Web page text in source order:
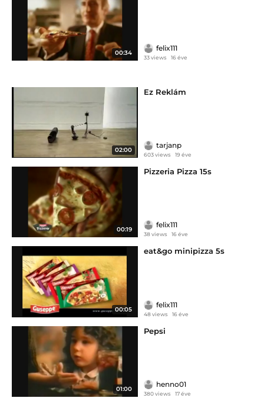
00:34
felix111
33 views 16 éve
02:00
Ez Reklám
tarjanp
603 views 19 éve
00:19
Pizzeria Pizza 15s
felix111
38 views 16 éve
00:05
eat&go minipizza 5s
felix111
48 views 16 éve
01:00
Pepsi
henno01
380 views 17 éve